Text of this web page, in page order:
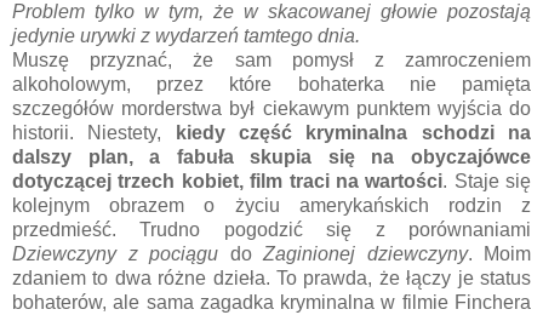
Problem tylko w tym, że w skacowanej głowie pozostają
jedynie urywki z wydarzeń tamtego dnia.
Muszę przyznać, że sam pomysł z zamroczeniem
alkoholowym, przez które bohaterka nie pamięta
szczegółów morderstwa był ciekawym punktem wyjścia do
historii. Niestety,
kiedy część kryminalna schodzi na
dalszy plan, a fabuła skupia się na obyczajówce
dotyczącej trzech kobiet, film traci na wartości. Staje się
kolejnym obrazem o życiu amerykańskich rodzin z
przedmieść. Trudno pogodzić się z porównaniami
Dziewczyny z pociągu doZaginionej dziewczyny. Moim
zdaniem to dwa różne dzieła. To prawda, że łączy je status
bohaterów, ale sama zagadka kryminalna w filmie Finchera